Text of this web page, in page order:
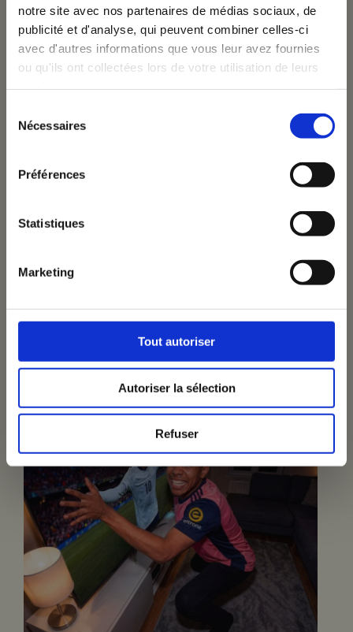
notre site avec nos partenaires de médias sociaux, de
publicité et d'analyse, qui peuvent combiner celles-ci
avec d'autres informations que vous leur avez fournies
ou qu'ils ont collectées lors de votre utilisation de leurs
Nécessaires
Préférences
Statistiques
Marketing
Tout autoriser
Autoriser la sélection
Refuser
à porter des campagnes « produits » fortes, cohérentes
et émotionnelles.
Inscrivez-vous à notre
newsletter
Email
Je donne à VOUS Agency la permission de